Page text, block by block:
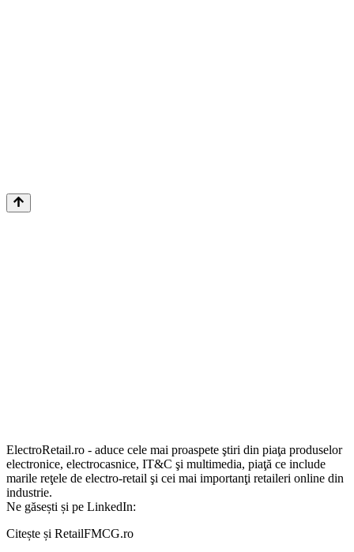
ElectroRetail.ro - aduce cele mai proaspete ştiri din piaţa produselor
electronice, electrocasnice, IT&C şi multimedia, piaţă ce include
marile reţele de electro-retail şi cei mai importanţi retaileri online din
industrie.
Ne găsești și pe LinkedIn:
Citește și RetailFMCG.ro